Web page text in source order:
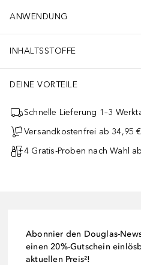
ANWENDUNG
INHALTSSTOFFE
DEINE VORTEILE
Schnelle Lieferung 1–3
Versandkostenfrei ab 34,95 €
4 Gratis-Proben nach Wahl
Abonnier den Douglas-
einen 20%-Gutschein
aktuellen Preis²!